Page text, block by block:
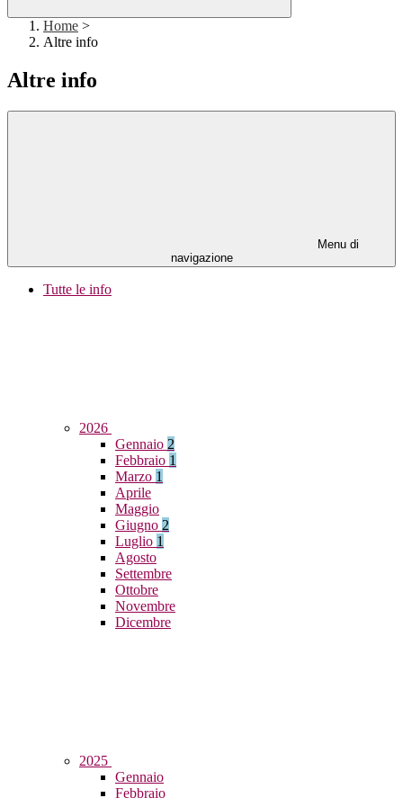
Home >
Altre info
Altre info
Menu di
navigazione
Tutte le info
2026
Gennaio 2
Febbraio 1
Marzo 1
Aprile
Maggio
Giugno 2
Luglio 1
Agosto
Settembre
Ottobre
Novembre
Dicembre
2025
Gennaio
Febbraio